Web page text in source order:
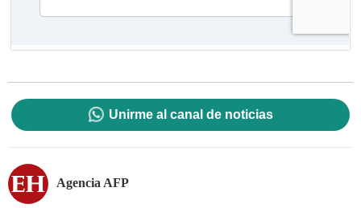
Unirme al canal de noticias
Agencia AFP